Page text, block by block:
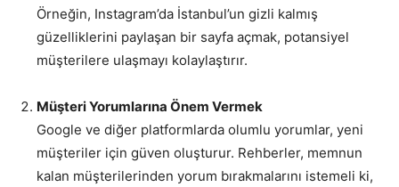
Örneğin, Instagram’da İstanbul’un gizli kalmış
güzelliklerini paylaşan bir sayfa açmak, potansiyel
müşterilere ulaşmayı kolaylaştırır.
Müşteri Yorumlarına Önem Vermek
Google ve diğer platformlarda olumlu yorumlar, yeni
müşteriler için güven oluşturur. Rehberler, memnun
kalan müşterilerinden yorum bırakmalarını istemeli ki,